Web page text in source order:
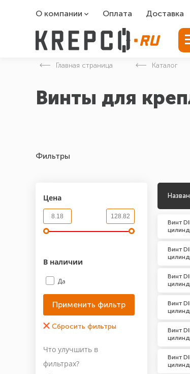
О компании
О компании
Оплата Доставка
Главная страница Каталог
Винты для
Фильтры
Цена
В наличии
Да
Что улучшить в
фильтрах?
Винт
Винт
Винт
Винт
Винт
Винт